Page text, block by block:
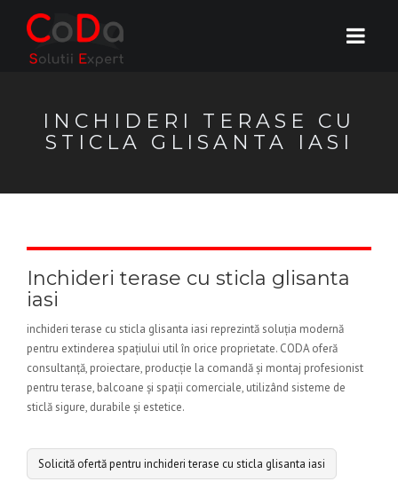
INCHIDERI TERASE CU
STICLA GLISANTA IASI
Inchideri terase cu sticla glisanta
iasi
inchideri terase cu sticla glisanta iasi reprezintă soluția modernă
pentru extinderea spațiului util în orice proprietate. CODA oferă
consultanță, proiectare, producție la comandă și montaj profesionist
pentru terase, balcoane și spații comerciale, utilizând sisteme de
sticlă sigure, durabile și estetice.
Solicită ofertă pentru inchideri terase cu sticla glisanta iasi